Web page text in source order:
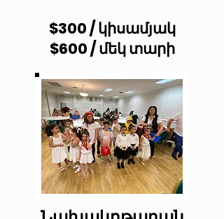
$300 / կիսամյակ
$600 / մեկ տարի